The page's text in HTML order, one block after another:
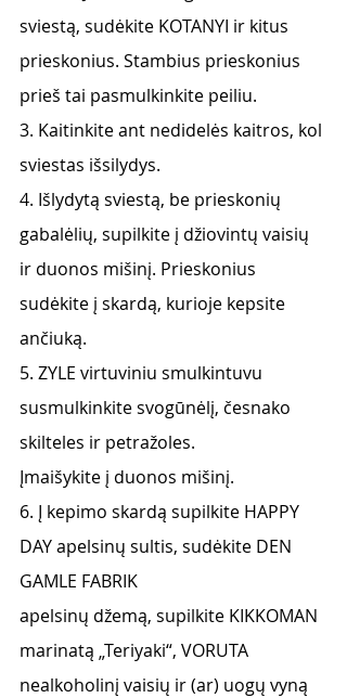
sviestą, sudėkite KOTANYI ir kitus
prieskonius. Stambius prieskonius
prieš tai pasmulkinkite peiliu.
3. Kaitinkite ant nedidelės kaitros, kol
sviestas išsilydys.
4. Išlydytą sviestą, be prieskonių
gabalėlių, supilkite į džiovintų vaisių
ir duonos mišinį. Prieskonius
sudėkite į skardą, kurioje kepsite
ančiuką.
5. ZYLE virtuviniu smulkintuvu
susmulkinkite svogūnėlį, česnako
skilteles ir petražoles.
Įmaišykite į duonos mišinį.
6. Į kepimo skardą supilkite HAPPY
DAY apelsinų sultis, sudėkite DEN
GAMLE FABRIK
apelsinų džemą, supilkite KIKKOMAN
marinatą „Teriyaki“, VORUTA
nealkoholinį vaisių ir (ar) uogų vyną